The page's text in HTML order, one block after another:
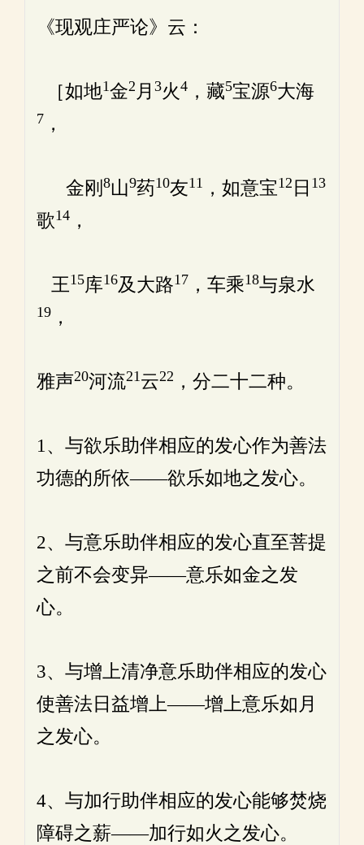
《现观庄严论》云：
［如地1金2 月 3火4 ，藏5宝源6大海
7 ，
金刚 8山9药10友11 ，如意宝12 日 13
歌14 ，
王15库16及大路17 ，车乘18与泉水
19 ，
雅声20河流21 云22 ，分二十二种。
1、与欲乐助伴相应的发心作为善法
功德的所依——欲乐如地之发心。
2、与意乐助伴相应的发心直至菩提
之前不会变异——意乐如金之发
心。
3、与增上清净意乐助伴相应的发心
使善法日益增上——增上意乐如月
之发心。
4、与加行助伴相应的发心能够焚烧
障碍之薪——加行如火之发心。